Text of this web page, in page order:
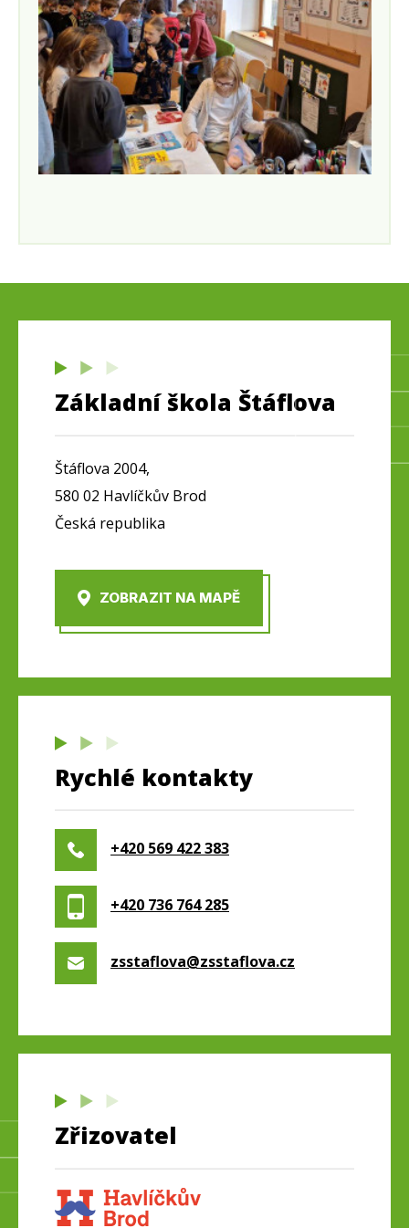
Základní škola Štáflova
Štáflova 2004,
580 02 Havlíčkův Brod
Česká republika
ZOBRAZIT NA MAPĚ
Rychlé kontakty
+420 569 422 383
+420 736 764 285
zsstaflova@zsstaflova.cz
Zřizovatel